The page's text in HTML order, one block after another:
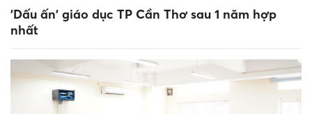
'Dấu ấn' giáo dục TP Cần Thơ sau 1 năm hợp
nhất